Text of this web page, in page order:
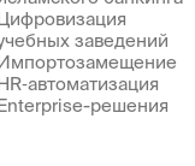
заведений
решения